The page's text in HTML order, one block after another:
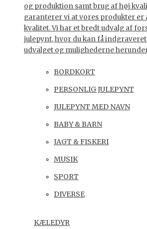
og produktion samt brug af høj
garanterer vi at vores produkter er
kvalitet. Vi har et bredt udvalg af
julepynt, hvor du kan få indgraveret
udvalget og mulighederne
BORDKORT
PERSONLIG JULEPYNT
JULEPYNT MED NAVN
BABY & BARN
JAGT & FISKERI
MUSIK
SPORT
DIVERSE
KÆLEDYR